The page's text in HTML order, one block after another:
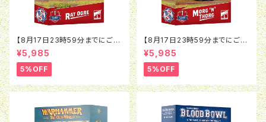
【8月17日23時59分までにご予
約で5％OFF】ブラッドボウル：ラ
ットオウガ
¥5,985
5%OFF
【8月17日23時59分までにご予
約で5％OFF】ブラッドボウル：モ
ルグ＝ンソルグ
¥5,985
5%OFF